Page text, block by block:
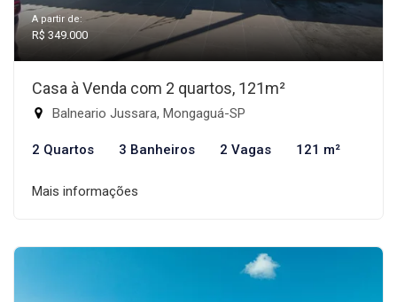
A partir de:
R$ 349.000
Casa à Venda com 2 quartos, 121m²
Balneario Jussara, Mongaguá-SP
2 Quartos 3 Banheiros 2 Vagas 121 m²
Mais informações